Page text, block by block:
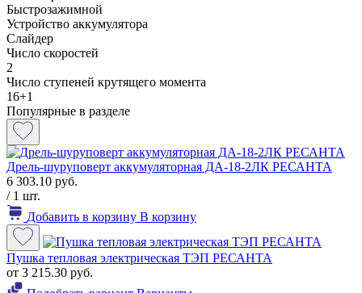
Быстрозажимной
Устройство аккумулятора
Слайдер
Число скоростей
2
Число ступеней крутящего момента
16+1
Популярные в разделе
Дрель-шуруповерт аккумуляторная ДА-18-2ЛК РЕСАНТА
6 303.10 руб.
/ 1 шт.
Добавить в корзину В корзину
Пушка тепловая электрическая ТЭП РЕСАНТА
от 3 215.30 руб.